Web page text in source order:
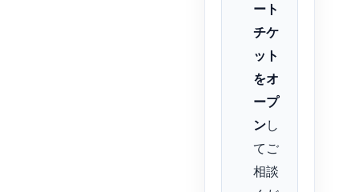
ート
チケ
ット
をオ
ープ
ンし
てご
相談